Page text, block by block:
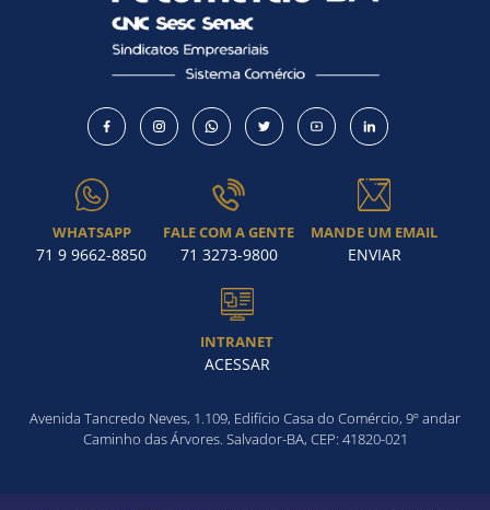
WHATSAPP
71 9 9662-8850
FALE COM A GENTE
71 3273-9800
MANDE UM EMAIL
ENVIAR
INTRANET
ACESSAR
Avenida Tancredo Neves, 1.109, Edifício Casa do Comércio, 9º andar
Caminho das Árvores. Salvador-BA, CEP: 41820-021